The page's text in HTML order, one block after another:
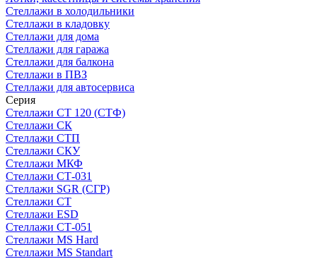
Стеллажи в холодильники
Стеллажи в кладовку
Стеллажи для дома
Стеллажи для гаража
Стеллажи для балкона
Стеллажи в ПВЗ
Стеллажи для автосервиса
Серия
Стеллажи СТ 120 (СТФ)
Стеллажи СК
Стеллажи СТП
Стеллажи СКУ
Стеллажи МКФ
Стеллажи СТ-031
Стеллажи SGR (СГР)
Стеллажи СТ
Стеллажи ESD
Стеллажи СТ-051
Стеллажи MS Hard
Стеллажи MS Standart